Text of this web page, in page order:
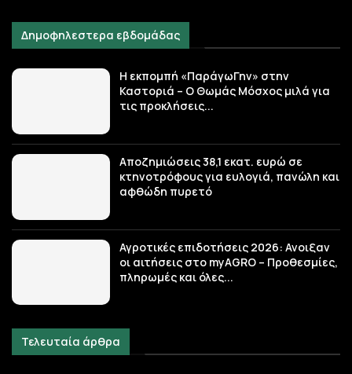
Δημοφηλεστερα εβδομάδας
Η εκπομπή «ΠαράγωΓην» στην
Καστοριά – Ο Θωμάς Μόσχος μιλά για
τις προκλήσεις...
Αποζημιώσεις 38,1 εκατ. ευρώ σε
κτηνοτρόφους για ευλογιά, πανώλη και
αφθώδη πυρετό
Αγροτικές επιδοτήσεις 2026: Ανοιξαν
οι αιτήσεις στο myAGRO – Προθεσμίες,
πληρωμές και όλες...
Τελευταία άρθρα